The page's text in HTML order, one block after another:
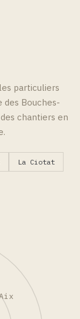
particuliers
Bouches-
chantiers en
La Ciotat